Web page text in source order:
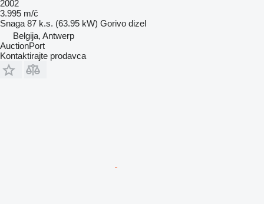
2002
3.995 m/č
Snaga 87 k.s. (63.95 kW) Gorivo dizel
Belgija, Antwerp
AuctionPort
Kontaktirajte prodavca